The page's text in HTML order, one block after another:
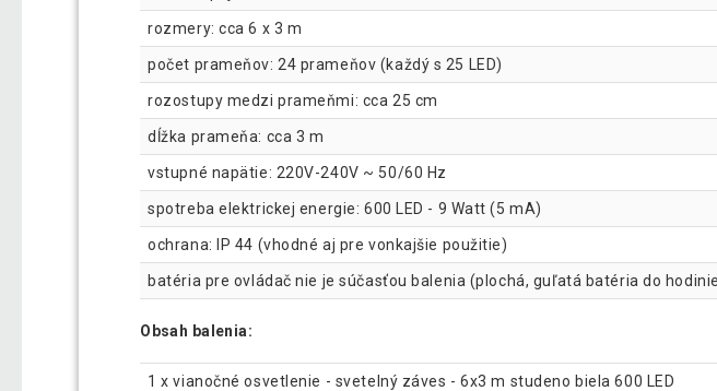
rozmery: cca 6 x 3 m
počet prameňov: 24 prameňov (každý s 25 LED)
rozostupy medzi prameňmi: cca 25 cm
dĺžka prameňa: cca 3 m
vstupné napätie: 220V-240V ~ 50/60 Hz
spotreba elektrickej energie: 600 LED - 9 Watt (5 mA)
ochrana: IP 44 (vhodné aj pre vonkajšie použitie)
batéria pre ovládač nie je súčasťou balenia (plochá, guľatá batéria do
Obsah balenia:
1 x vianočné osvetlenie - svetelný záves - 6x3 m studeno biela 600 LED